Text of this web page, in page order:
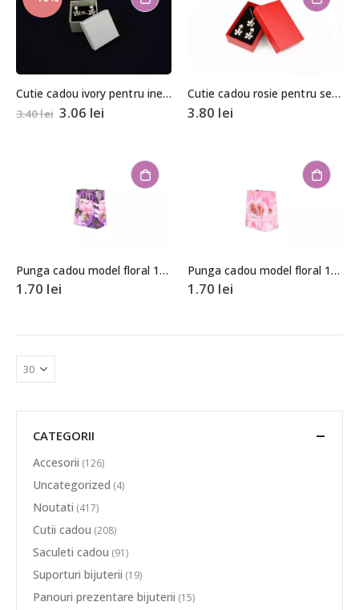
Cutie cadou ivory pentru inel sau cercei 3,5×4,5×4,5cm
3.40lei 3.06 lei
Cutie cadou rosie pentru set (cercei, colier si inel) 2,5x5x8cm
3.80 lei
Punga cadou model floral 11x9x5cm
1.70 lei
Punga cadou model floral 11x9x5cm
1.70 lei
CATEGORII
Accesorii (126)
Uncategorized (4)
Noutati (417)
Cutii cadou (208)
Saculeti cadou (91)
Suporturi bijuterii (19)
Panouri prezentare bijuterii (15)